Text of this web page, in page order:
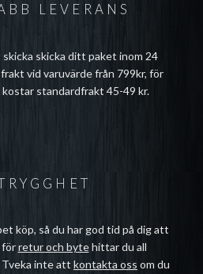
LEVERANS
skicka ditt paket inom 24
vid varuvärde från 799kr, för
standardfrakt 45-49 kr.
köp, så du har god tid på dig att
förretur och bytehittar du all
inte att kontakta oss om du